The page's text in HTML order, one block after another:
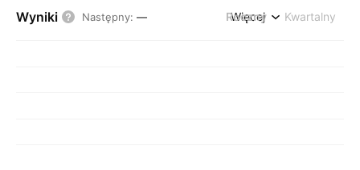
Wyniki Następny: — Roczny Kwartalny
Więcej